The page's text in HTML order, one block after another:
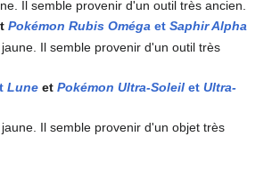
Il semble provenir d'un outil très ancien.
Pokémon Rubis Oméga et Saphir Alpha
Il semble provenir d'un outil très
Lune et Pokémon Ultra-Soleil et Ultra-
Il semble provenir d'un objet très